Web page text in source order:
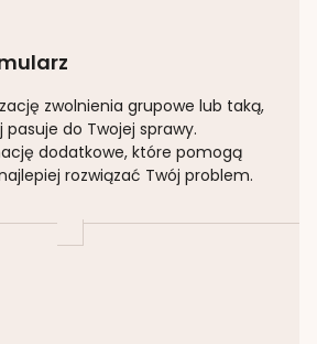
zwolnienia grupowe lub taką,
do Twojej sprawy.
dodatkowe, które pomogą
rozwiązać Twój problem.